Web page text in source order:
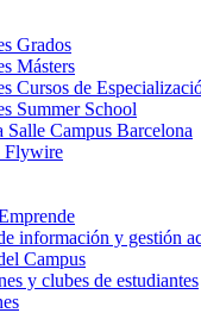
Grados
Másters
Cursos de
Summer School
Campus Barcelona
Flywire
información y gestión
Campus
y clubes de estudiantes